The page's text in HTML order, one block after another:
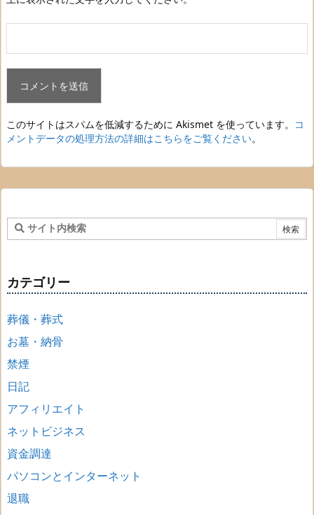
このサイトはスパムを低減するために Akismet を使っています。 コ
メントデータの処理方法の詳細はこちらをご覧ください。
カテゴリー
葬儀・葬式
お墓・納骨
禁煙
日記
アフィリエイト
ネットビジネス
資金調達
パソコンとインターネット
退職